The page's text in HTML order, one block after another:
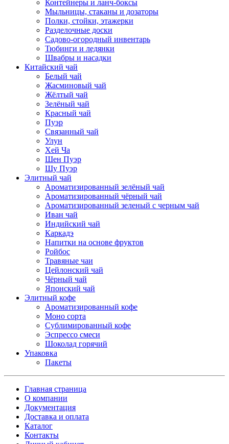
Контейнеры и ланч-боксы
Мыльницы, стаканы и дозаторы
Полки, стойки, этажерки
Разделочные доски
Садово-огородный инвентарь
Тюбинги и ледянки
Швабры и насадки
Китайский чай
Белый чай
Жасминовый чай
Жёлтый чай
Зелёный чай
Красный чай
Пуэр
Связанный чай
Улун
Хей Ча
Шен Пуэр
Шу Пуэр
Элитный чай
Ароматизированный зелёный чай
Ароматизированный чёрный чай
Ароматизированный зеленый с черным чай
Иван чай
Индийский чай
Каркадэ
Напитки на основе фруктов
Ройбос
Травяные чаи
Цейлонский чай
Чёрный чай
Японский чай
Элитный кофе
Ароматизированный кофе
Моно сорта
Сублимированный кофе
Эспрессо смеси
Шоколад горячий
Упаковка
Пакеты
Главная страница
О компании
Документация
Доставка и оплата
Каталог
Контакты